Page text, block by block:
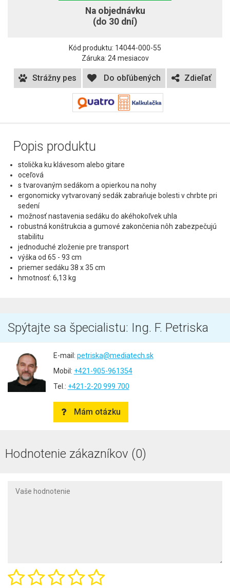
Na objednávku
(do 30 dní)
Kód produktu: 14044-000-55
Záruka: 24 mesiacov
Strážny pes Do obľúbených Zdieľať
Popis produktu
stolička ku klávesom alebo gitare
oceľová
s tvarovaným sedákom a opierkou na nohy
ergonomicky vytvarovaný sedák zabraňuje bolesti v chrbte pri
sedení
možnosť nastavenia sedáku do akéhokoľvek uhla
robustná konštrukcia a gumové zakončenia nôh zabezpečujú
stabilitu
jednoduché zloženie pre transport
výška od 65 - 93 cm
priemer sedáku 38 x 35 cm
hmotnosť: 6,13 kg
Spýtajte sa špecialistu: Ing. F. Petriska
E-mail: petriska@mediatech.sk
Mobil: +421-905-961354
Tel.: +421-2-20 999 700
Mám otázku
Hodnotenie zákazníkov (0)